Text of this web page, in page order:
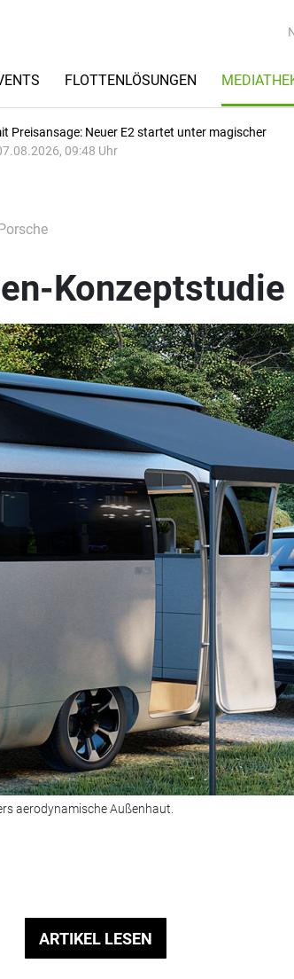
FLOTTENLÖSUNGEN
Preisansage: Neuer E2 startet unter magischer
09:48 Uhr
aerodynamische Außenhaut.
ARTIKEL LESEN